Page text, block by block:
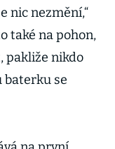
nic nezmění,“
také na pohon,
pakliže nikdo
baterku se